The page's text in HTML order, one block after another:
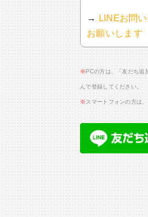
→ LINEお問
お願いします
※ PCの方は、「友だち追
んで登録してください。
※ スマートフォンの方は